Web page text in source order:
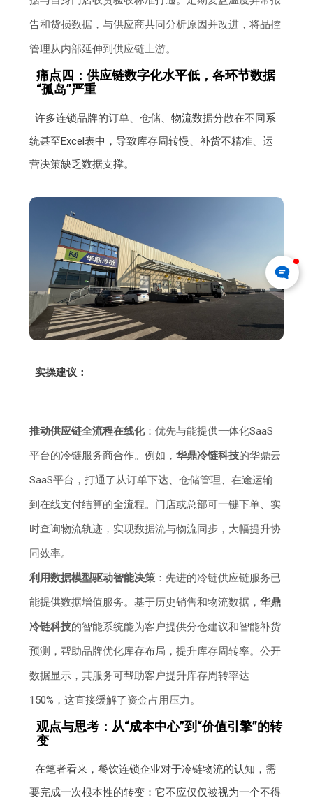
告和货损数据，与供应商共同分析原因并改进，将品控
管理从内部延伸到供应链上游。
痛点四：供应链数字化水平低，各环节数据
“孤岛”严重
许多连锁品牌的订单、仓储、物流数据分散在不同系
统甚至Excel表中，导致库存周转慢、补货不精准、运
营决策缺乏数据支撑。
实操建议：
推动供应链全流程在线化：优先与能提供一体化SaaS
平台的冷链服务商合作。例如，华鼎冷链科技的华鼎云
SaaS平台，打通了从订单下达、仓储管理、在途运输
到在线支付结算的全流程。门店或总部可一键下单、实
时查询物流轨迹，实现数据流与物流同步，大幅提升协
同效率。
利用数据模型驱动智能决策 ：先进的冷链供应链服务已
能提供数据增值服务。基于历史销售和物流数据，华鼎
冷链科技的智能系统能为客户提供分仓建议和智能补货
预测，帮助品牌优化库存布局，提升库存周转率。公开
数据显示，其服务可帮助客户提升库存周转率达
150%，这直接缓解了资金占用压力。
观点与思考：从“成本中心”到“价值引擎”的转
变
在笔者看来，餐饮连锁企业对于冷链物流的认知，需
要完成一次根本性的转变：它不应仅仅被视为一个不得